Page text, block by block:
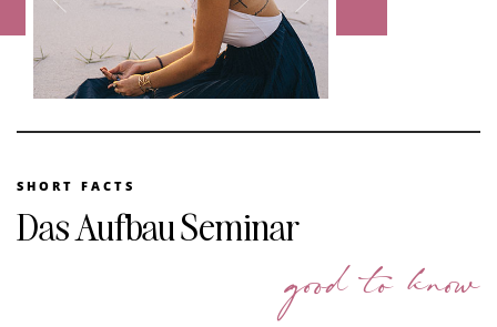
SHORT FACTS
Das Aufbau Seminar
good to know